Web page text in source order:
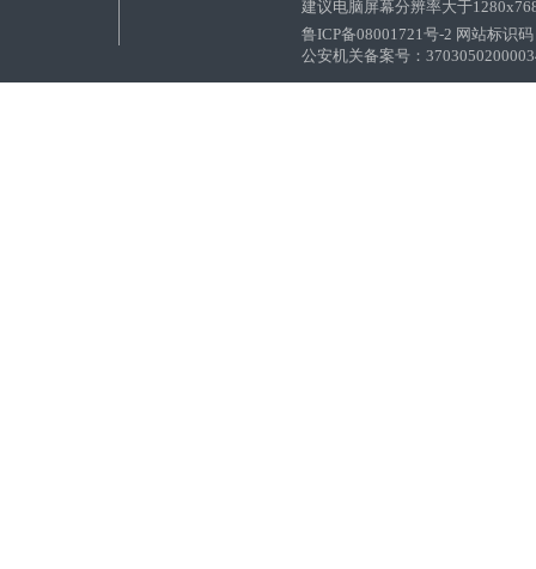
建议电脑屏幕分辨率大于
鲁ICP备08001721号-2 网站标识
公安机关备案号：